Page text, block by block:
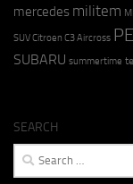
mercedes militem
SUV Citroen C3 Aircross
SUBARU summertime
SEARCH
Search
for: